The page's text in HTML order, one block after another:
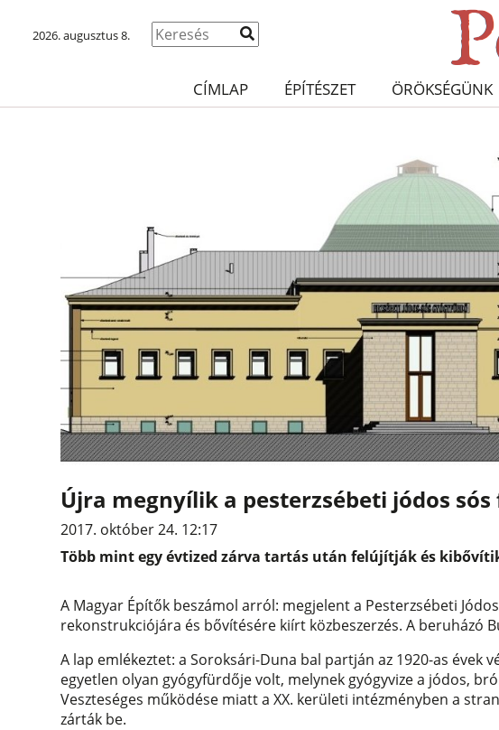
2026. augusztus 8.
CÍMLAP ÉPÍTÉSZET ÖRÖKSÉGÜNK
Újra megnyílik a pesterzsébeti jódos
2017. október 24. 12:17
Több mint egy évtized zárva tartás után felújítják és
A Magyar Építők beszámol arról: megjelent a Pesterzsébeti
rekonstrukciójára és bővítésére kiírt közbeszerzés. A beruházó
A lap emlékeztet: a Soroksári-Duna bal partján az 1920-as évek
egyetlen olyan gyógyfürdője volt, melynek gyógyvize a jódos,
Veszteséges működése miatt a XX. kerületi intézményben a
zárták be.